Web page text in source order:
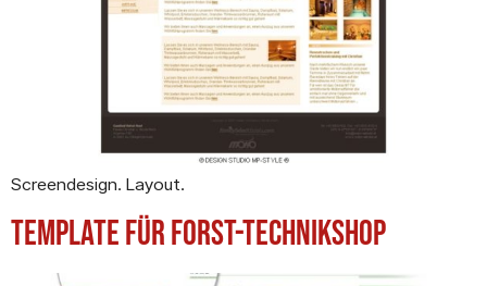
Screendesign. Layout.
Template für Forst-Technikshop